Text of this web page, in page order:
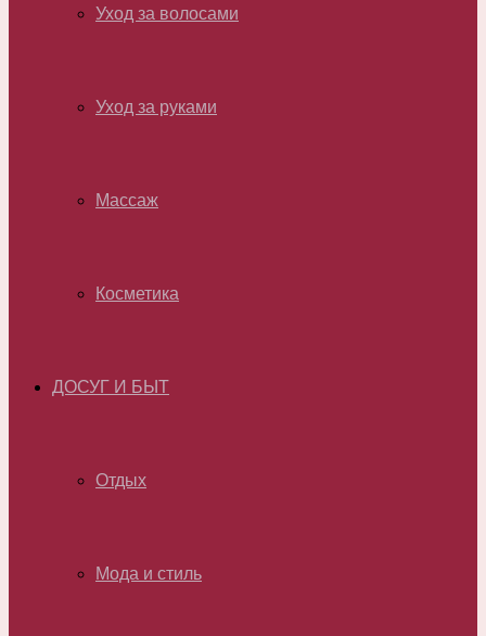
Уход за волосами
Уход за руками
Массаж
Косметика
ДОСУГ И БЫТ
Отдых
Мода и стиль